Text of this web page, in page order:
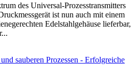
des Universal-Prozesstransmitters
ist nun auch mit einem
Edelstahlgehäuse lieferbar,